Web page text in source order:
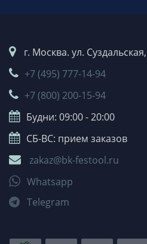
г. Москва. ул.
+7 (495) 777-14-94
+7 (800) 200-15-94
Будни: 09:00 - 20:00
СБ-ВС: прием заказов
zakaz@bk-festool.ru
Whatsapp
Telegram